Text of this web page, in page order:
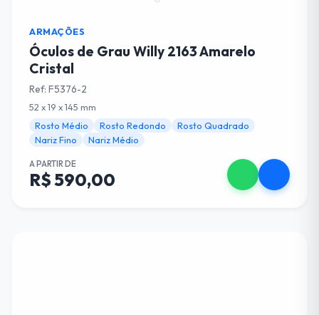
ARMAÇÕES
Óculos de Grau Willy 2163 Amarelo
Cristal
Ref: F5376-2
52 x 19 x 145 mm
Rosto Médio
Rosto Redondo
Rosto Quadrado
Nariz Fino
Nariz Médio
A PARTIR DE
R$ 590,00